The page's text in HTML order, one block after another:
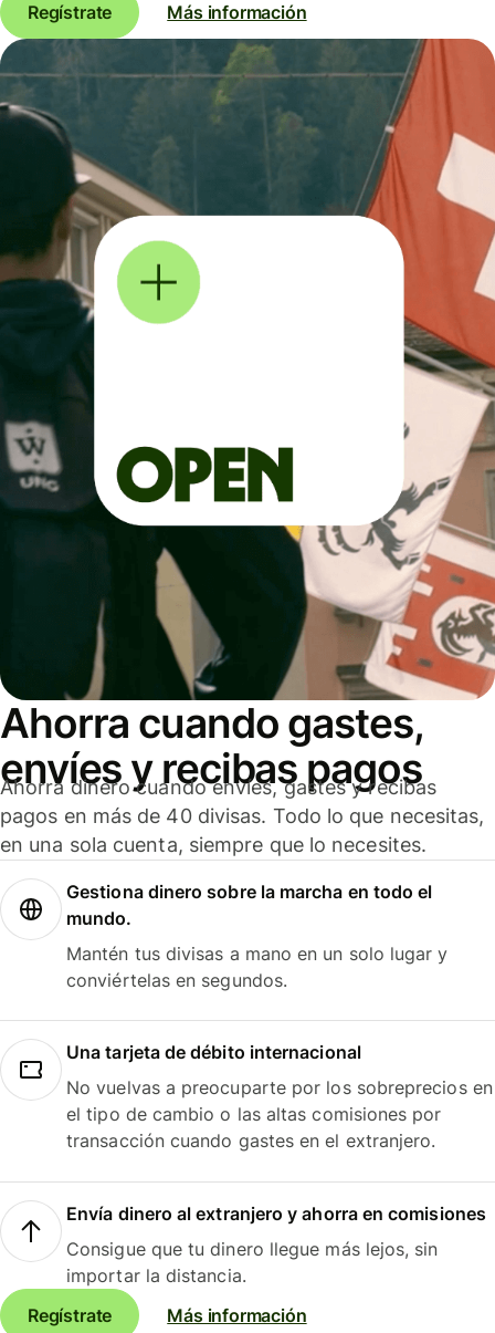
Regístrate Más información
Ahorra cuando gastes,
envíes y recibas pagos
Ahorra dinero cuando envíes, gastes y recibas
pagos en más de 40 divisas. Todo lo que necesitas,
en una sola cuenta, siempre que lo necesites.
Gestiona dinero sobre la marcha en todo el
mundo.
Mantén tus divisas a mano en un solo lugar y
conviértelas en segundos.
Una tarjeta de débito internacional
No vuelvas a preocuparte por los sobreprecios en
el tipo de cambio o las altas comisiones por
transacción cuando gastes en el extranjero.
Envía dinero al extranjero y ahorra en comisiones
Consigue que tu dinero llegue más lejos, sin
importar la distancia.
Regístrate
Más información